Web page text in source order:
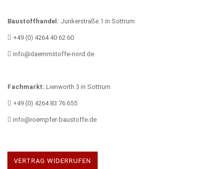
Baustoffhandel: Junkerstraße 1 in Sottrum
+49 (0) 4264 40 62 60
info@daemmstoffe-nord.de
Fachmarkt: Lienworth 3 in Sottrum
+49 (0) 4264 83 76 655
info@roempfer-baustoffe.de
VERTRAG WIDERRUFEN